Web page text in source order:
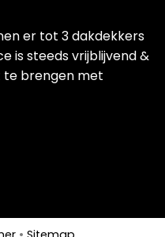
er tot 3 dakdekkers
is steeds vrijblijvend &
brengen met